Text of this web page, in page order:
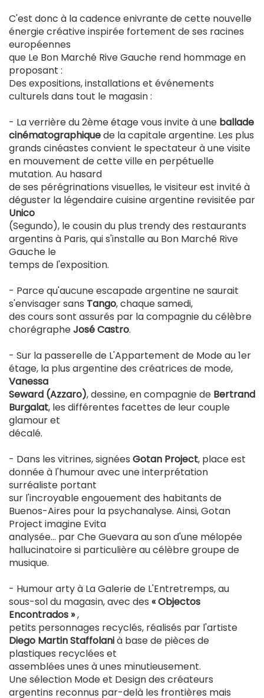
C'est donc à la cadence enivrante de cette nouvelle
énergie créative inspirée fortement de ses racines
européennes
que Le Bon Marché Rive Gauche rend hommage en
proposant :
Des expositions, installations et événements
culturels dans tout le magasin :
- La verrière du 2ème étage vous invite à une ballade
cinématographiquede la capitale argentine. Les plus
grands cinéastes convient le spectateur à une visite
en mouvement de cette ville en perpétuelle
mutation. Au hasard
de ses pérégrinations visuelles, le visiteur est invité à
déguster la légendaire cuisine argentine revisitée par
Unico
(Segundo), le cousin du plus trendy des restaurants
argentins à Paris, qui s'installe au Bon Marché Rive
Gauche le
temps de l'exposition.
- Parce qu'aucune escapade argentine ne saurait
s'envisager sans Tango, chaque samedi,
des cours sont assurés par la compagnie du célèbre
chorégrapheJosé Castro.
- Sur la passerelle de L'Appartement de Mode au 1er
étage, la plus argentine des créatrices de mode,
Vanessa
Seward (Azzaro), dessine, en compagnie de Bertrand
Burgalat, les différentes facettes de leur couple
glamour et
décalé.
- Dans les vitrines, signées Gotan Project, place est
donnée à l'humour avec une interprétation
surréaliste portant
sur l'incroyable engouement des habitants de
Buenos-Aires pour la psychanalyse. Ainsi, Gotan
Project imagine Evita
analysée... par Che Guevara au son d'une mélopée
hallucinatoire si particulière au célèbre groupe de
musique.
- Humour arty à La Galerie de L'Entretremps, au
sous-sol du magasin, avec des « Objectos
Encontrados »,
petits personnages recyclés, réalisés par l'artiste
Diego Martin Staffolanià base de pièces de
plastiques recyclées et
assemblées unes à unes minutieusement.
Une sélection Mode et Design des créateurs
argentins reconnus par-delà les frontières mais